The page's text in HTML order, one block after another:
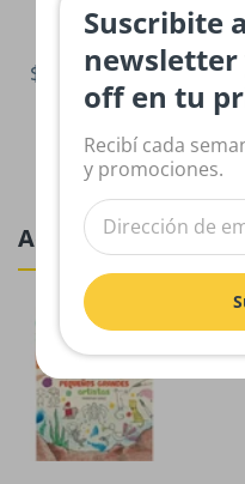
$30,000.00
Actividades
El
Suscribite
newsletter
off en tu
Recibí cada
y promociones.